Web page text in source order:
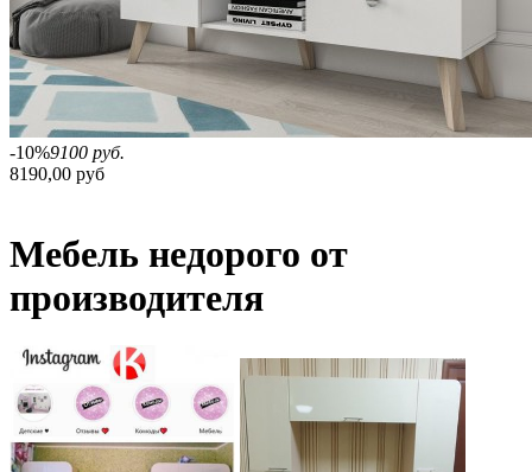
-10%9100 руб.
8190,00 руб
Мебель недорого от
производителя